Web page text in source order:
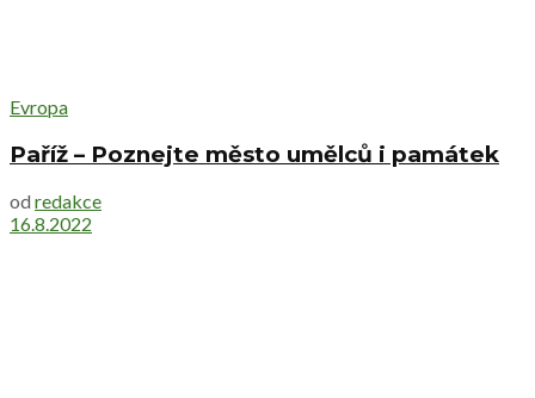
Evropa
Paříž – Poznejte město umělců i památek
od redakce
16.8.2022